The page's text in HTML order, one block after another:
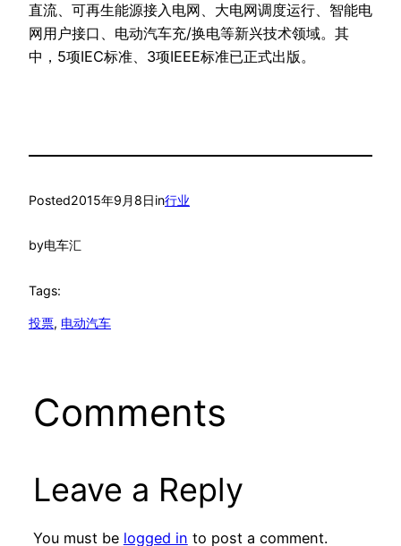
直流、可再生能源接入电网、大电网调度运行、智能电
网用户接口、电动汽车充/换电等新兴技术领域。其
中，5项IEC标准、3项IEEE标准已正式出版。
Posted2015年9月8日in行业
by电车汇
Tags:
投票, 电动汽车
Comments
Leave a Reply
You must be logged in to post a comment.